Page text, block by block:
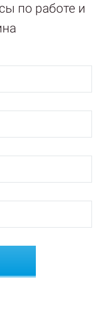
по работе и